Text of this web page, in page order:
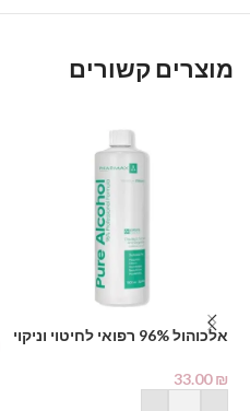
מוצרים קשורים
אלכוהול 96% רפואי לחיטוי וניקוי
Alcohol
33.00₪